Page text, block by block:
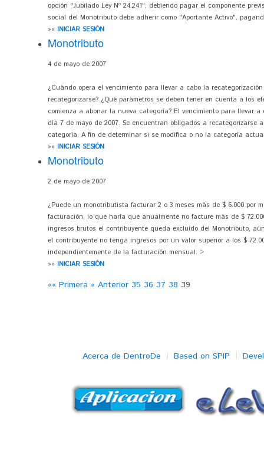
opción "Jubilado Ley Nº 24.241", debiendo pagar el componente
social del Monotributo debe adherir como "Aportante Activo",
»» INICIAR SESIÓN
Monotributo
4 de mayo de 2007
¿Cuándo opera el vencimiento para llevar a cabo la
recategorizarse? ¿Qué parámetros se deben tener en cuenta a los
comienza a abonar la nueva categoría? El vencimiento para llevar
día 7 de mayo de 2007. Se encuentran obligados a recategorizarse
categoría. A fin de determinar si se modifica o no la categoría
»» INICIAR SESIÓN
Monotributo
2 de mayo de 2007
¿Puede un monotributista facturar 2 o 3 meses más de $ 6.000 por
facturación, lo que haría que anualmente no facture más de $
ingresos brutos el contribuyente queda excluido del Monotributo,
el contribuyente no tenga ingresos por un valor superior a los $
independientemente de la facturación mensual. >
»» INICIAR SESIÓN
«« Primera « Anterior 35 36 37 38 39
Acerca de DentroDe Based on SPIP